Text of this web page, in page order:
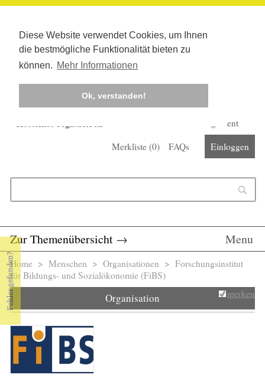
Diese Website verwendet Cookies, um Ihnen
die bestmögliche Funktionalität bieten zu
können. Mehr Informationen
Ok, verstanden!
Kostenlos registrieren
Corona-Management
Merkliste (0) FAQs Einloggen
Zur Themenübersicht → Menu
Sie sind hier
Home > Menschen > Organisationen > Forschungsinstitut
für Bildungs- und Sozialökonomie (FiBS)
Organisation merken